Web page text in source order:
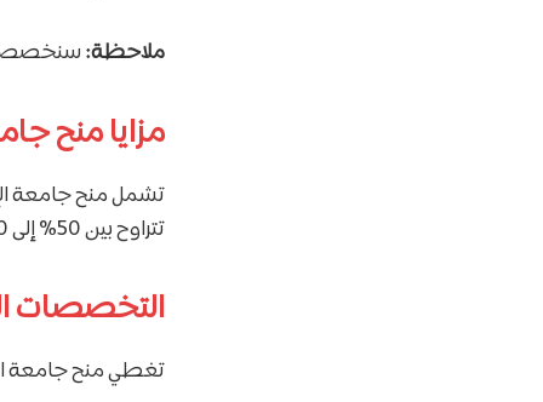
ملاحظة: سنخصص
مزايا منح
تشمل منح جامعة
تتراوح بين 50% إلى 100% حسب نوع المنحة.
التخصصات
تغطي منح جامعة